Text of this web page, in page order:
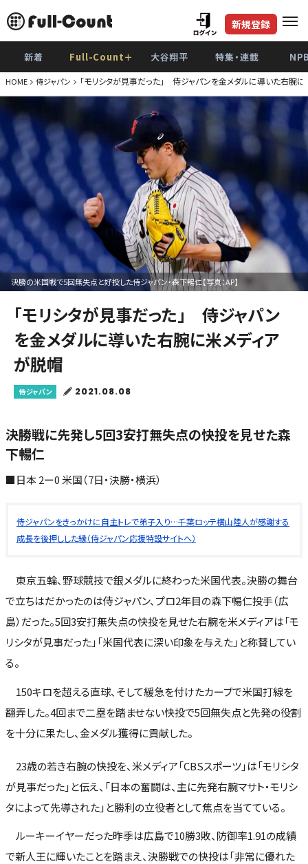
新規登録
新着 Full-Count＋ 大谷翔平 特集・連載
HOME 侍ジャパン 「モリシタが見事だった」 侍ジャパンを金メダルに導いた右腕に
決勝の米国戦で5回無失点と好投した侍ジャパン・森下暢仁【写真：AP】
「モリシタが見事だった」 侍ジャパン
を金メダルに導いた右腕に米メディア
が脱帽
侍ジャパン 2021.08.08
決勝戦に先発し5回3安打無失点の快投を見せた森
下暢仁
■日本 2ー0 米国（7日・決勝・横浜）
侍ジャパンをきっかけに自主トレで弟子入り…千葉ロッテ横山陸人が感謝する
成長を後押しした縁（侍ジャパン応援特設サイトへ）
東京五輪、野球競技で銀メダルに終わった米国代表。決勝の舞台
で立ちはだかったのは侍ジャパン、プロ2年目の森下暢仁投手（広
島）だった。5回3安打無失点の快投を見せた右腕を米メディアは「モ
リシタが見事だった」「米国代表に深い印象を与えた」と称賛してい
る。
150キロを超える直球、そして緩急を付けたカーブで米国打線を
翻弄した。4回まで二塁を踏ませない快投で5回無失点と先発の役割
を十分に果たし、金メダル獲得に貢献した。
23歳の若き右腕の快投を、米メディア「CBSスポーツ」は「モリシタ
が見事だった」と伝え、「日本の奮闘は、主に先発右腕マサト・モリシ
タによって先導された」と勝利の立役者として焦点を当てている。
ルーキーイヤーだった昨季は広島で10勝3敗、防御率1.91の成績
で新人王に輝いたことを踏まえ、決勝戦での快投は「非常に優れた